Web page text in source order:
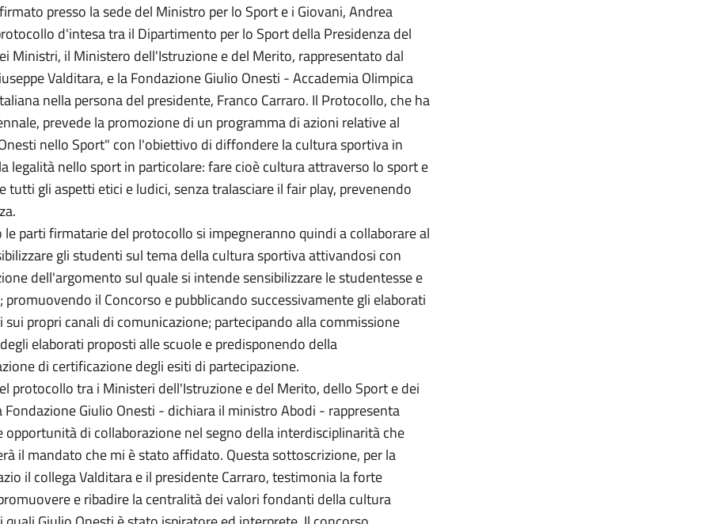
presso la sede del Ministro per lo Sport e i Giovani, Andrea
d'intesa tra il Dipartimento per lo Sport della Presidenza del
Ministri, il Ministero dell'Istruzione e del Merito, rappresentato dal
Valditara, e la Fondazione Giulio Onesti - Accademia Olimpica
nella persona del presidente, Franco Carraro. Il Protocollo, che ha
prevede la promozione di un programma di azioni relative al
nello Sport" con l'obiettivo di diffondere la cultura sportiva in
legalità nello sport in particolare: fare cioè cultura attraverso lo sport e
tutti gli aspetti etici e ludici, senza tralasciare il fair play, prevenendo
le parti firmatarie del protocollo si impegneranno quindi a collaborare al
gli studenti sul tema della cultura sportiva attivandosi con
dell'argomento sul quale si intende sensibilizzare le studentesse e
promuovendo il Concorso e pubblicando successivamente gli elaborati
sui propri canali di comunicazione; partecipando alla commissione
elaborati proposti alle scuole e predisponendo della
di certificazione degli esiti di partecipazione.
protocollo tra i Ministeri dell'Istruzione e del Merito, dello Sport e dei
Fondazione Giulio Onesti - dichiara il ministro Abodi - rappresenta
di collaborazione nel segno della interdisciplinarità che
il mandato che mi è stato affidato. Questa sottoscrizione, per la
il collega Valditara e il presidente Carraro, testimonia la forte
e ribadire la centralità dei valori fondanti della cultura